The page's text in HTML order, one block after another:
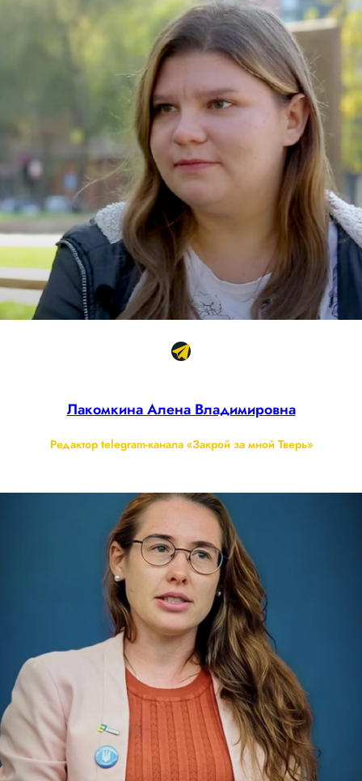
Лакомкина Алена Владимировна
Редактор telegram-канала «Закрой за мной Тверь»